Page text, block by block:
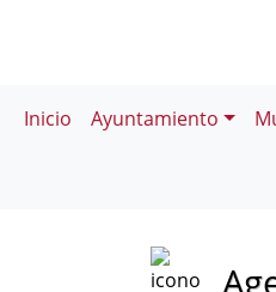
Inicio Ayuntamiento